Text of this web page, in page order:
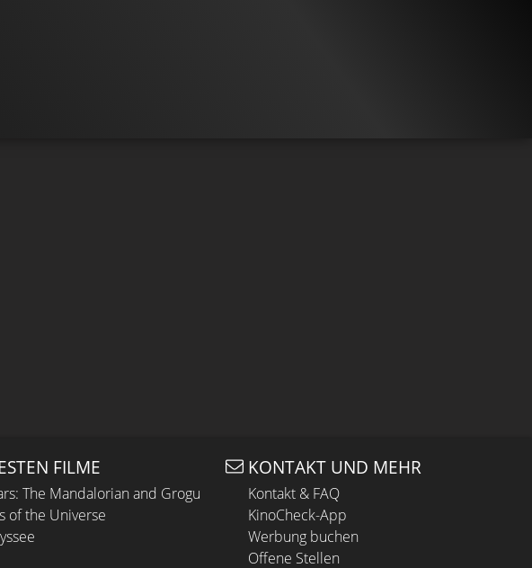
FILME
The Mandalorian and Grogu
of the Universe
KONTAKT UND MEHR
Kontakt & FAQ
KinoCheck-App
Werbung buchen
Offene Stellen